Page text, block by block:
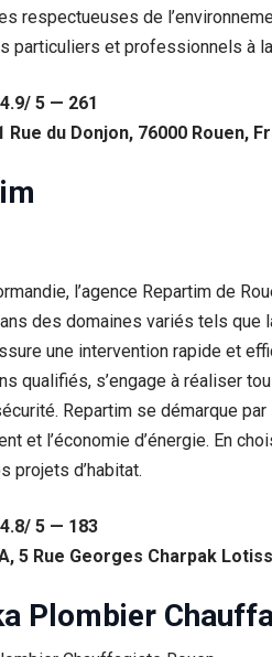
respectueuses de
particuliers et professionnels à
5 — 261
Rue du Donjon, 76000 Rouen,
l’agence Repartim de
des domaines variés tels que
une intervention rapide et
qualifiés, s’engage à réaliser
Repartim se démarque
et l’économie d’énergie. En
projets d’habitat.
5 — 183
5 Rue Georges Charpak
Plombier